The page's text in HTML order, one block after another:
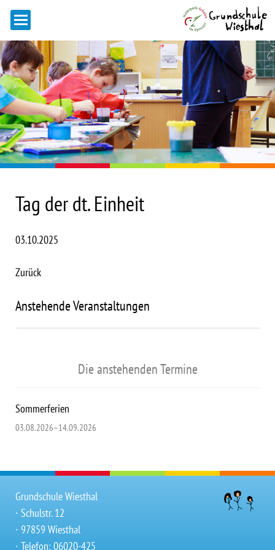
Tag der dt. Einheit
03.10.2025
Zurück
Anstehende Veranstaltungen
Die anstehenden Termine
Sommerferien
03.08.2026–14.09.2026
Grundschule Wiesthal
∙ Schulstr. 12
∙ 97859 Wiesthal
∙ Telefon: 06020-425